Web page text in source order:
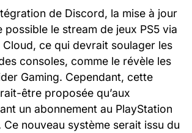
de Discord, la mise à jour
possible le stream de jeux PS5 via
Cloud, ce qui devrait soulager les
consoles, comme le révèle les
Gaming. Cependant, cette
être proposée qu’aux
un abonnement au PlayStation
Ce nouveau système serait issu du